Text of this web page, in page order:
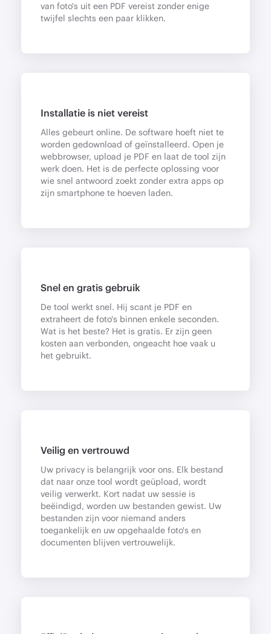
van foto's uit een PDF vereist zonder enige
twijfel slechts een paar klikken.
Installatie is niet vereist
Alles gebeurt online. De software hoeft niet te
worden gedownload of geïnstalleerd. Open je
webbrowser, upload je PDF en laat de tool zijn
werk doen. Het is de perfecte oplossing voor
wie snel antwoord zoekt zonder extra apps op
zijn smartphone te hoeven laden.
Snel en gratis gebruik
De tool werkt snel. Hij scant je PDF en
extraheert de foto's binnen enkele seconden.
Wat is het beste? Het is gratis. Er zijn geen
kosten aan verbonden, ongeacht hoe vaak u
het gebruikt.
Veilig en vertrouwd
Uw privacy is belangrijk voor ons. Elk bestand
dat naar onze tool wordt geüpload, wordt
veilig verwerkt. Kort nadat uw sessie is
beëindigd, worden uw bestanden gewist. Uw
bestanden zijn voor niemand anders
toegankelijk en uw opgehaalde foto's en
documenten blijven vertrouwelijk.